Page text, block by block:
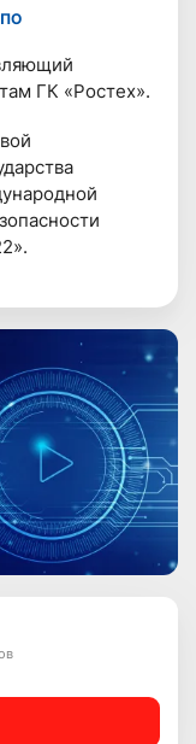
ПО
ГК «Ростех».